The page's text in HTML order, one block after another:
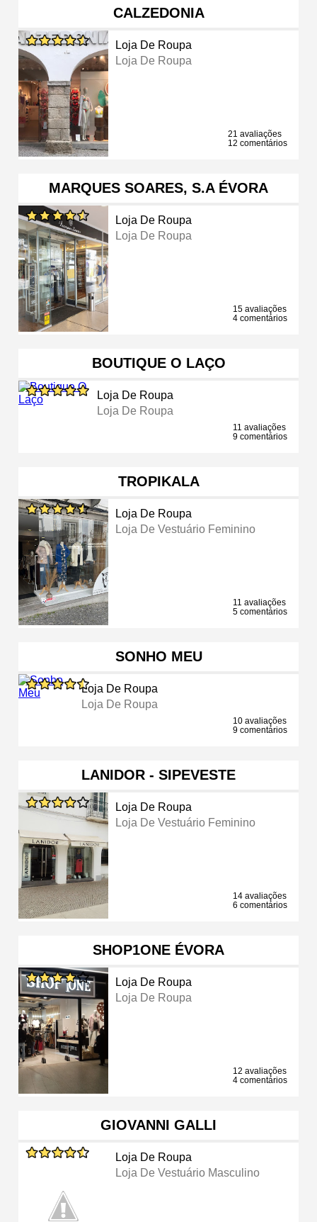
CALZEDONIA
Loja De Roupa
Loja De Roupa
21 avaliações
12 comentários
MARQUES SOARES, S.A ÉVORA
Loja De Roupa
Loja De Roupa
15 avaliações
4 comentários
BOUTIQUE O LAÇO
Loja De Roupa
Loja De Roupa
11 avaliações
9 comentários
TROPIKALA
Loja De Roupa
Loja De Vestuário Feminino
11 avaliações
5 comentários
SONHO MEU
Loja De Roupa
Loja De Roupa
10 avaliações
9 comentários
LANIDOR - SIPEVESTE
Loja De Roupa
Loja De Vestuário Feminino
14 avaliações
6 comentários
SHOP1ONE ÉVORA
Loja De Roupa
Loja De Roupa
12 avaliações
4 comentários
GIOVANNI GALLI
Loja De Roupa
Loja De Vestuário Masculino